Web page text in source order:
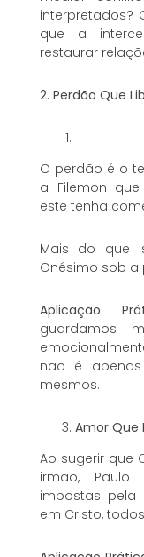
interpretados?
que a
restaurar
2. Perdão Que
O perdão é o
a Filemon
este tenha
Mais do que
Onésimo sob a
Aplicação
guardamos
não é
mesmos.
Amor Que
Ao sugerir que
irmão,
impostas pela
em Cristo,